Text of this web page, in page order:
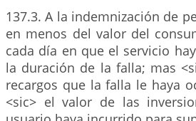
137.3. A la indemnización de
en menos del valor del
cada día en que el servicio
la duración de la falla; mas
recargos que la falla le haya
<sic> el valor de las